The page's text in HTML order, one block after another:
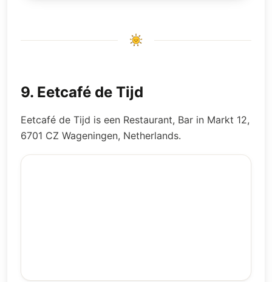
9. Eetcafé de Tijd
Eetcafé de Tijd is een Restaurant, Bar in Markt 12,
6701 CZ Wageningen, Netherlands.